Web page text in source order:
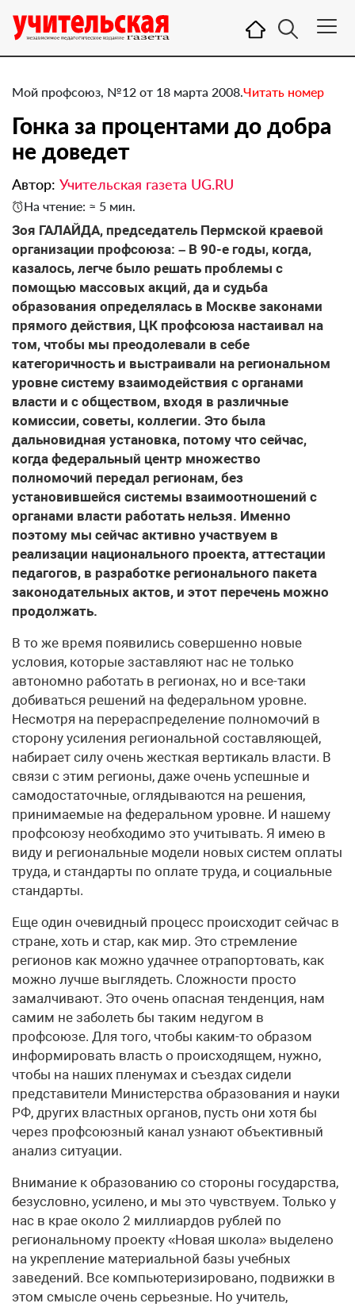
Мой профсоюз, №12 от 18 марта 2008.Читать номер
Гонка за процентами до добра
не доведет
Автор: Учительская газета UG.RU
На чтение: ≈ 5 мин.
Зоя ГАЛАЙДА, председатель Пермской краевой
организации профсоюза: – В 90-е годы, когда,
казалось, легче было решать проблемы с
помощью массовых акций, да и судьба
образования определялась в Москве законами
прямого действия, ЦК профсоюза настаивал на
том, чтобы мы преодолевали в себе
категоричность и выстраивали на региональном
уровне систему взаимодействия с органами
власти и с обществом, входя в различные
комиссии, советы, коллегии. Это была
дальновидная установка, потому что сейчас,
когда федеральный центр множество
полномочий передал регионам, без
установившейся системы взаимоотношений с
органами власти работать нельзя. Именно
поэтому мы сейчас активно участвуем в
реализации национального проекта, аттестации
педагогов, в разработке регионального пакета
законодательных актов, и этот перечень можно
продолжать.
В то же время появились совершенно новые
условия, которые заставляют нас не только
автономно работать в регионах, но и все-таки
добиваться решений на федеральном уровне.
Несмотря на перераспределение полномочий в
сторону усиления региональной составляющей,
набирает силу очень жесткая вертикаль власти. В
связи с этим регионы, даже очень успешные и
самодостаточные, оглядываются на решения,
принимаемые на федеральном уровне. И нашему
профсоюзу необходимо это учитывать. Я имею в
виду и региональные модели новых систем оплаты
труда, и стандарты по оплате труда, и социальные
стандарты.
Еще один очевидный процесс происходит сейчас в
стране, хоть и стар, как мир. Это стремление
регионов как можно удачнее отрапортовать, как
можно лучше выглядеть. Сложности просто
замалчивают. Это очень опасная тенденция, нам
самим не заболеть бы таким недугом в
профсоюзе. Для того, чтобы каким-то образом
информировать власть о происходящем, нужно,
чтобы на наших пленумах и съездах сидели
представители Министерства образования и науки
РФ, других властных органов, пусть они хотя бы
через профсоюзный канал узнают объективный
анализ ситуации.
Внимание к образованию со стороны государства,
безусловно, усилено, и мы это чувствуем. Только у
нас в крае около 2 миллиардов рублей по
региональному проекту «Новая школа» выделено
на укрепление материальной базы учебных
заведений. Все компьютеризировано, подвижки в
этом смысле очень серьезные. Но учитель,